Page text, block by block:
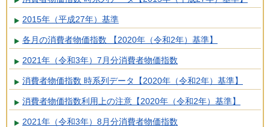
2015年（平成27年）基準
各月の消費者物価指数 【2020年（令和2年）基準】
2021年（令和3年）7月分消費者物価指数
消費者物価指数 時系列データ【2020年（令和2年）基準】
消費者物価指数利用上の注意【2020年（令和2年）基準】
2021年（令和3年）8月分消費者物価指数